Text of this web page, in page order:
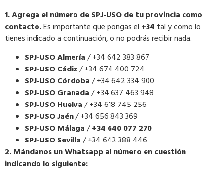
1. Agrega el número de SPJ-USO de tu provincia como
contacto.Es importante que pongas el +34 tal y como lo
tienes indicado a continuación, o no podrás recibir nada.
SPJ-USO Almería/ +34 642 383 867
SPJ-USO Cádiz/ +34 674 400 724
SPJ-USO Córdoba/ +34 642 334 900
SPJ-USO Granada/ +34 637 463 948
SPJ-USO Huelva/ +34 618 745 256
SPJ-USO Jaén/ +34 656 843 369
SPJ-USO Málaga/+34 640 077 270
SPJ-USO Sevilla/ +34 642 388 446
2. Mándanos un Whatsapp al número en cuestión
indicando lo siguiente: